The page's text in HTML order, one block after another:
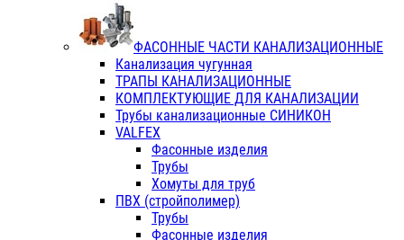
ФАСОННЫЕ ЧАСТИ КАНАЛИЗАЦИОННЫЕ
Канализация чугунная
ТРАПЫ КАНАЛИЗАЦИОННЫЕ
КОМПЛЕКТУЮЩИЕ ДЛЯ КАНАЛИЗАЦИИ
Трубы канализационные СИНИКОН
VALFEX
Фасонные изделия
Трубы
Хомуты для труб
ПВХ (стройполимер)
Трубы
Фасонные изделия